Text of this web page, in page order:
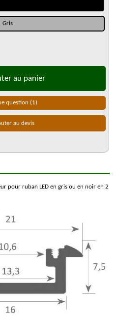
Gris
au panier
question (1)
au devis
pour ruban LED en gris ou en noir en 2